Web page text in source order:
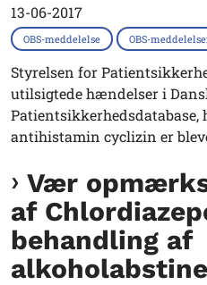
13-06-2017
OBS-meddelelse OBS-
Styrelsen for
utilsigtede hændelser i
Patientsikkerhedsdatabase,
antihistamin cyclizin er
Vær
af
behandling af